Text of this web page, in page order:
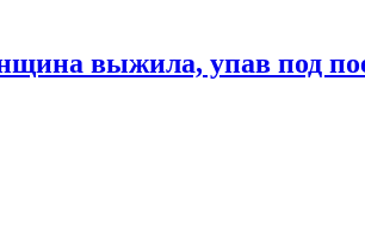
выжила, упав под